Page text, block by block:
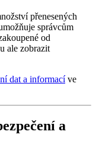
přenesených
správcům
od
ale zobrazit
dat a informacíve
a